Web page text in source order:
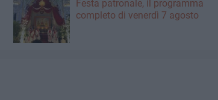
Festa patronale, il programma
completo di venerdì 7 agosto